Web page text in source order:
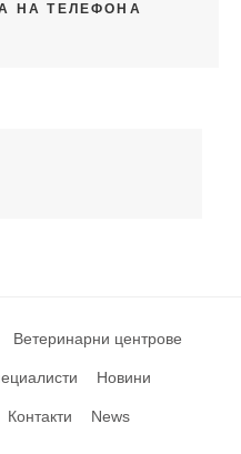
НА ТЕЛЕФОНА
Ветеринарни центрове
Новини
Контакти News